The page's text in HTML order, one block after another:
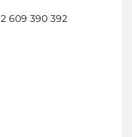
2 609 390 392